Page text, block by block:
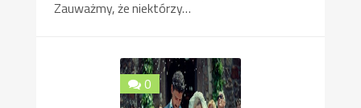
Zauważmy, że niektórzy…
0